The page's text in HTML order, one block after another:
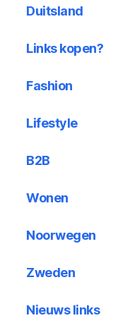
Duitsland
Links kopen?
Fashion
Lifestyle
B2B
Wonen
Noorwegen
Zweden
Nieuws links